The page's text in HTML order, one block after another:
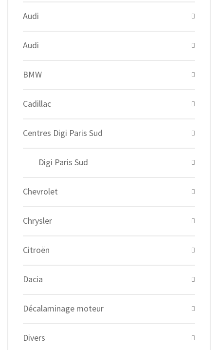
Audi
Audi
BMW
Cadillac
Centres Digi Paris Sud
Digi Paris Sud
Chevrolet
Chrysler
Citroën
Dacia
Décalaminage moteur
Divers